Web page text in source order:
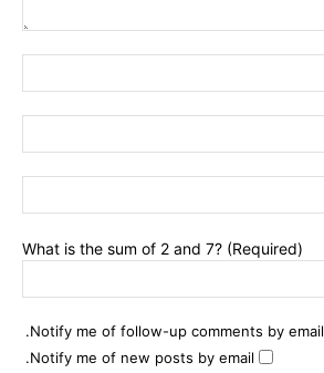
What is the sum of 2 and 7? (Required)
Notify me of follow-up comments by email.
Notify me of new posts by email.